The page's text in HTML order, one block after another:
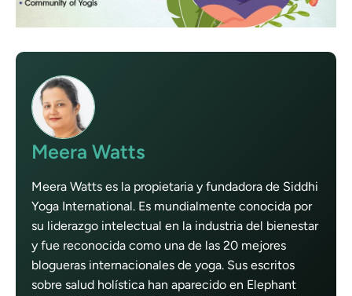
Meera Watts
Meera Watts es la propietaria y fundadora de Siddhi
Yoga International. Es mundialmente conocida por
su liderazgo intelectual en la industria del bienestar
y fue reconocida como una de las 20 mejores
blogueras internacionales de yoga. Sus escritos
sobre salud holística han aparecido en Elephant